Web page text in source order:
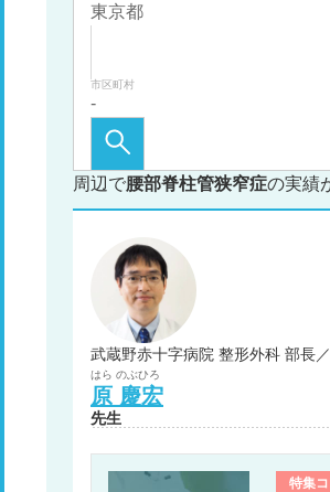
市区町村
周辺で腰部脊柱管狭窄症の実績
武蔵野赤十字病院 整形外科 部長
はら のぶひろ
原 慶宏
先生
特集